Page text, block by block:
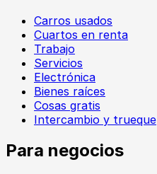
Carros usados
Cuartos en renta
Trabajo
Servicios
Electrónica
Bienes raíces
Cosas gratis
Intercambio y trueque
Para negocios